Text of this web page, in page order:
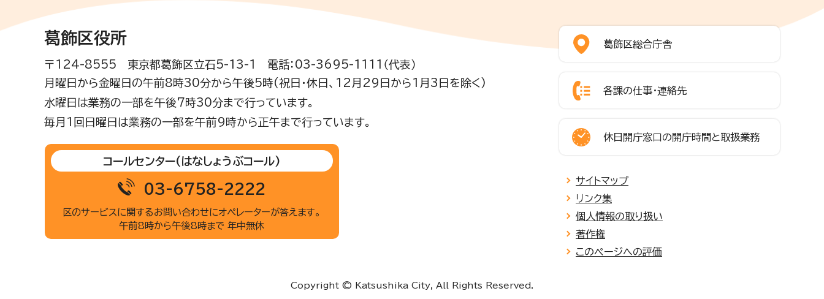
葛飾区役所
〒124-8555 東京都葛飾区立石5-13-1 電話：03-3695-1111（代表）
月曜日から金曜日の午前8時30分から午後5時(祝日・休日、12月29日から1月3日を除く)
水曜日は業務の一部を午後7時30分まで行っています。
毎月1回日曜日は業務の一部を午前9時から正午まで行っています。
コールセンター(はなしょうぶコール)
03-6758-2222
区のサービスに関するお問い合わせにオペレーターが答えます。
午前8時から午後8時まで 年中無休
葛飾区総合庁舎
各課の仕事・連絡先
休日開庁窓口の開庁時間と取扱業務
サイトマップ
リンク集
個人情報の取り扱い
著作権
このページへの評価
Copyright © Katsushika City, All Rights Reserved.